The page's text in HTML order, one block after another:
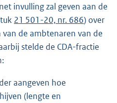
invulling zal geven aan de
21 501-20, nr. 686) over
de ambtenaren van de
stelde de CDA-fractie
aangeven hoe
(lengte en